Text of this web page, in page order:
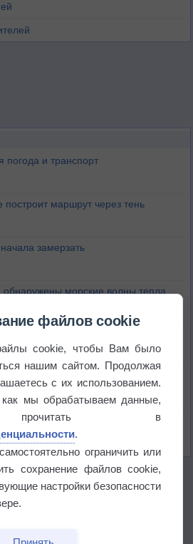
погода и транспорт
маршрут через тень
замерзать
морские волны тепла
6 августа
6 августа
файлов cookie
cookie, чтобы Вам было
нашим сайтом. Продолжая
с их использованием.
мы обрабатываем данные,
в
.
ограничить или
сохранение файлов cookie,
настройки безопасности